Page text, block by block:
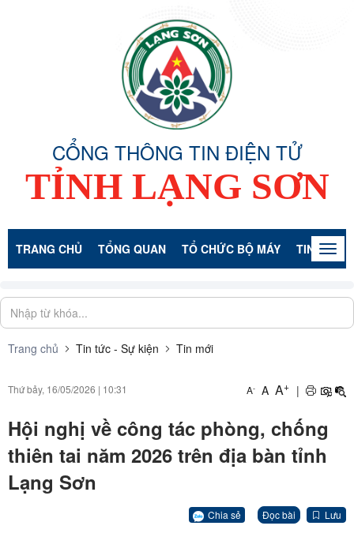
CỔNG THÔNG TIN ĐIỆN TỬ
TỈNH LẠNG SƠN
TRANG CHỦ TỔNG QUAN TỔ CHỨC BỘ MÁY TIN TỨC -
Trang chủ Tin tức - Sự kiện Tin mới
Thứ bảy, 16/05/2026 | 10:31 A- A A+ |
Hội nghị về công tác phòng, chống
thiên tai năm 2026 trên địa bàn tỉnh
Lạng Sơn
Chia sẻ Đọc bài Lưu